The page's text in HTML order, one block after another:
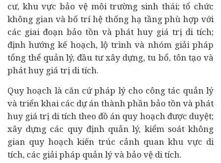
cư, khu vực bảo vệ môi trường sinh thái; tổ chức
không gian và bố trí hệ thống hạ tầng phù hợp với
các giai đoạn bảo tồn và phát huy giá trị di tích;
định hướng kế hoạch, lộ trình và nhóm giải pháp
tổng thể quản lý, đầu tưxây dựng, tu bổ, tôn tạo và
phát huy giá trị di tích.
Quy hoạch là căn cứ pháp lý cho công tác quản lý
và triển khai các dự ánthành phần bảo tồn và phát
huy giá trị di tích theo đồ án quy hoạch được duyệt;
xây dựng các quy định quản lý, kiểm soát không
gian quy hoạch kiến trúc cảnh quan khu vực di
tích, các giải pháp quản lý và bảo vệ di tích.